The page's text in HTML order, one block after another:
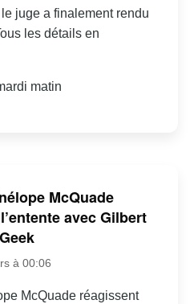
juge a finalement rendu
les détails en
matin
McQuade
avec Gilbert
à 00:06
McQuade réagissent